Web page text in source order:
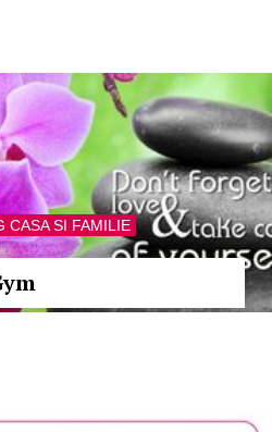
CASA SI FAMILIE